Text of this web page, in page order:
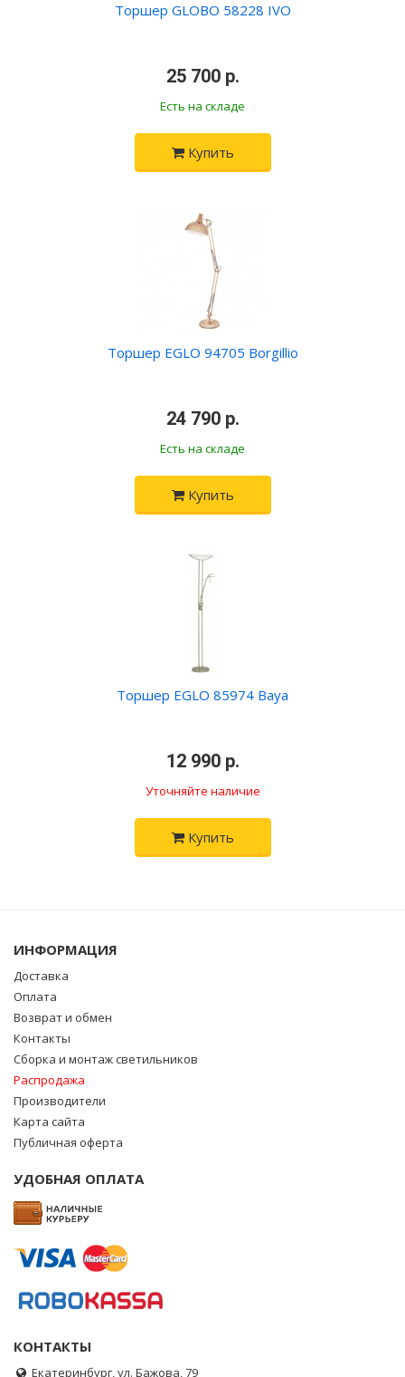
Торшер GLOBO 58228 IVO
25 700 р.
Есть на складе
Купить
Торшер EGLO 94705 Borgillio
24 790 р.
Есть на складе
Купить
Торшер EGLO 85974 Baya
12 990 р.
Уточняйте наличие
Купить
ИНФОРМАЦИЯ
Доставка
Оплата
Возврат и обмен
Контакты
Сборка и монтаж светильников
Распродажа
Производители
Карта сайта
Публичная оферта
УДОБНАЯ ОПЛАТА
КОНТАКТЫ
Екатеринбург, ул. Бажова, 79